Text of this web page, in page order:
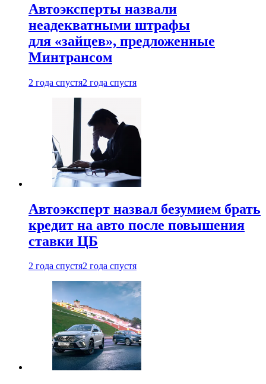
Автоэксперты назвали
неадекватными штрафы
для «зайцев», предложенные
Минтрансом
2 года спустя2 года спустя
Автоэксперт назвал безумием брать
кредит на авто после повышения
ставки ЦБ
2 года спустя2 года спустя